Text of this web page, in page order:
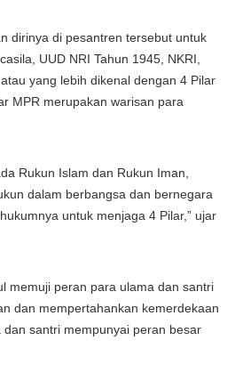
dirinya di pesantren tersebut untuk
UUD NRI Tahun 1945, NKRI,
yang lebih dikenal dengan 4 Pilar
MPR merupakan warisan para
Rukun Islam dan Rukun Iman,
dalam berbangsa dan bernegara
untuk menjaga 4 Pilar,” ujar
memuji peran para ulama dan santri
dan mempertahankan kemerdekaan
santri mempunyai peran besar